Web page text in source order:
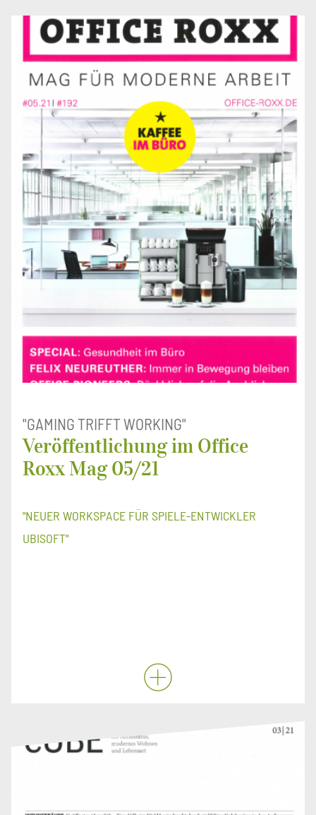
"GAMING TRIFFT WORKING"
Veröffentlichung im Office
Roxx Mag 05/21
"NEUER WORKSPACE FÜR SPIELE-ENTWICKLER
UBISOFT"